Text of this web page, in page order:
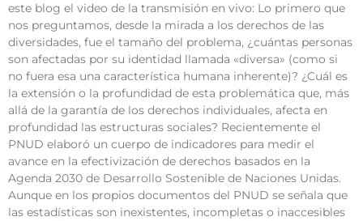
este blog el video de la transmisión en vivo: Lo primero que
nos preguntamos, desde la mirada a los derechos de las
diversidades, fue el tamaño del problema, ¿cuántas personas
son afectadas por su identidad llamada «diversa» (como si
no fuera esa una característica humana inherente)? ¿Cuál es
la extensión o la profundidad de esta problemática que, más
allá de la garantía de los derechos individuales, afecta en
profundidad las estructuras sociales? Recientemente el
PNUD elaboró un cuerpo de indicadores para medir el
avance en la efectivización de derechos basados en la
Agenda 2030 de Desarrollo Sostenible de Naciones Unidas.
Aunque en los propios documentos del PNUD se señala que
las estadísticas son inexistentes, incompletas o inaccesibles